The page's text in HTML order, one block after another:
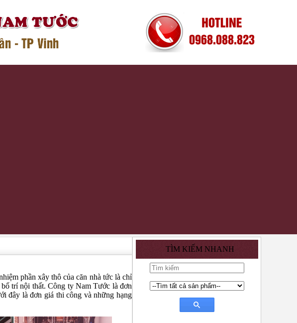
phần xây thô của căn nhà tức là chỉ
trí nội thất. Công ty Nam Tước là đơn
đây là đơn giá thi công và những hạng
TÌM KIẾM NHANH